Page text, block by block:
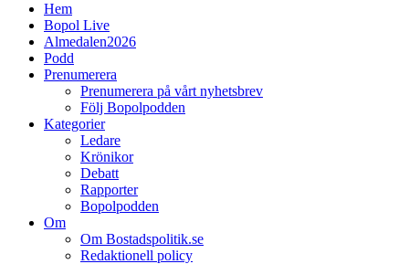
Hem
Bopol Live
Almedalen2026
Podd
Prenumerera
Prenumerera på vårt nyhetsbrev
Följ Bopolpodden
Kategorier
Ledare
Krönikor
Debatt
Rapporter
Bopolpodden
Om
Om Bostadspolitik.se
Redaktionell policy